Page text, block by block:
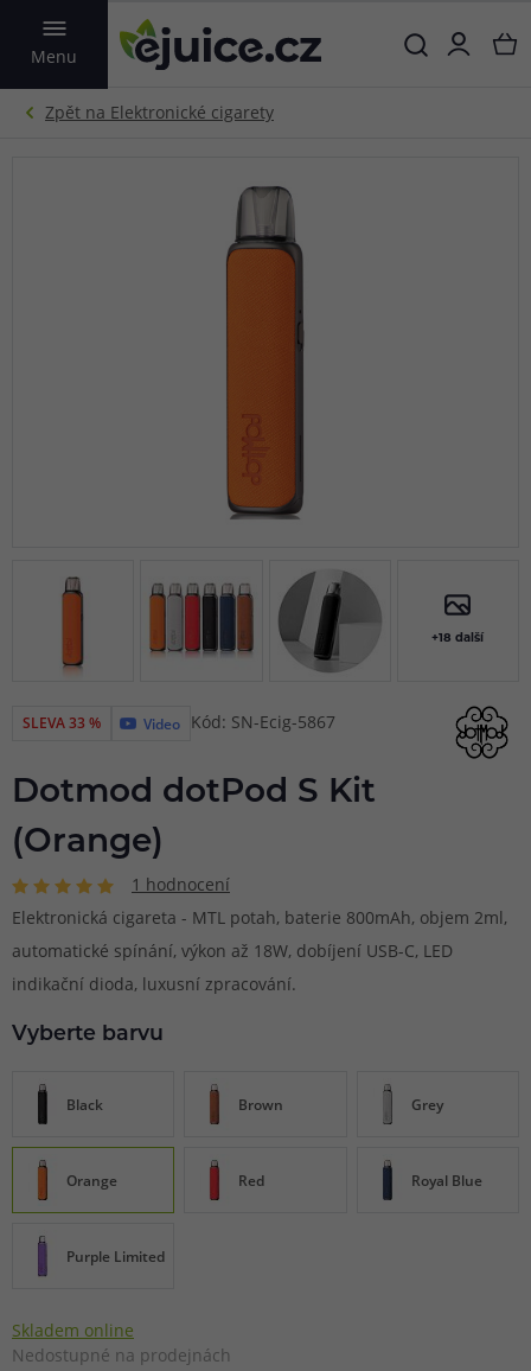
Menu
VYHLEDAT
+18 další
SLEVA 33 % Video Kód: SN-Ecig-5867
Dotmod dotPod S Kit
(Orange)
1 hodnocení
Elektronická cigareta - MTL potah, baterie 800mAh, objem 2ml,
automatické spínání, výkon až 18W, dobíjení USB-C, LED
indikační dioda, luxusní zpracování.
Vyberte barvu
Black Brown Grey
Orange Red Royal Blue
Purple Limited
Skladem online
Nedostupné na prodejnách